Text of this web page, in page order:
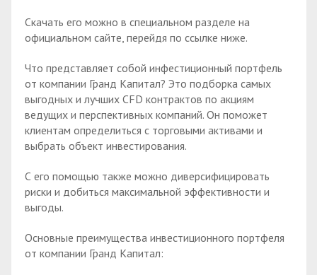
Скачать его можно в специальном разделе на
официальном сайте, перейдя по ссылке ниже.
Что представляет собой инфестиционный портфель
от компании Гранд Капитал? Это подборка самых
выгодных и лучших CFD контрактов по акциям
ведущих и перспективных компаний. Он поможет
клиентам определиться с торговыми активами и
выбрать объект инвестирования.
С его помощью также можно диверсифицировать
риски и добиться максимальной эффективности и
выгоды.
Основные преимущества инвестиционного портфеля
от компании Гранд Капитал: